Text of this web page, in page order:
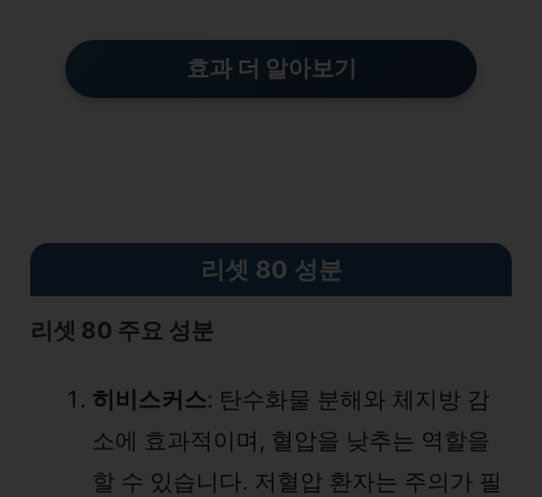
효과 더 알아보기
리셋 80 성분
리셋 80 주요 성분
히비스커스: 탄수화물 분해와 체지방 감
소에 효과적이며, 혈압을 낮추는 역할을
할 수 있습니다. 저혈압 환자는 주의가 필